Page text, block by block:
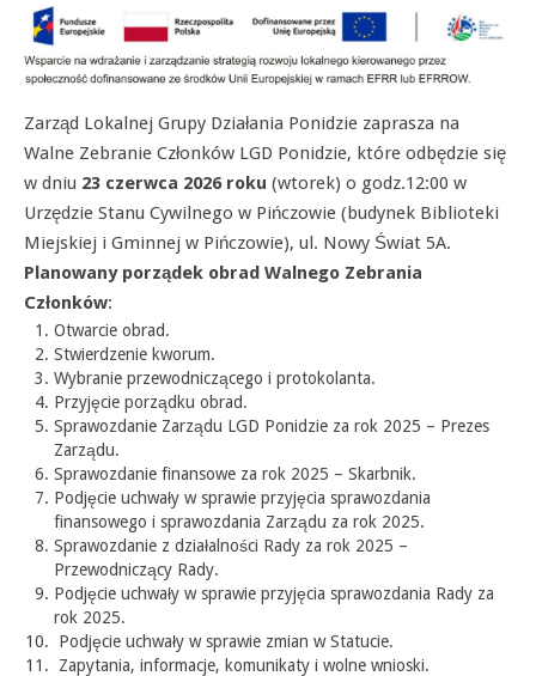
Zarząd Lokalnej Grupy Działania Ponidzie zaprasza na
Walne Zebranie Członków LGD Ponidzie, które odbędzie się
w dniu 23 czerwca 2026 roku (wtorek) o godz.12:00 w
Urzędzie Stanu Cywilnego w Pińczowie (budynek Biblioteki
Miejskiej i Gminnej w Pińczowie), ul. Nowy Świat 5A.
Planowany porządek obrad Walnego Zebrania
Członków:
Otwarcie obrad.
Stwierdzenie kworum.
Wybranie przewodniczącego i protokolanta.
Przyjęcie porządku obrad.
Sprawozdanie Zarządu LGD Ponidzie za rok 2025 – Prezes
Zarządu.
Sprawozdanie finansowe za rok 2025 – Skarbnik.
Podjęcie uchwały w sprawie przyjęcia sprawozdania
finansowego i sprawozdania Zarządu za rok 2025.
Sprawozdanie z działalności Rady za rok 2025 –
Przewodniczący Rady.
Podjęcie uchwały w sprawie przyjęcia sprawozdania Rady za
rok 2025.
Podjęcie uchwały w sprawie zmian w Statucie.
Zapytania, informacje, komunikaty i wolne wnioski.